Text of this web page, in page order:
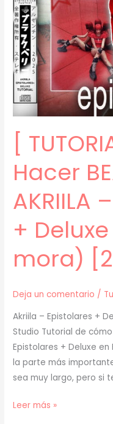
[
Hacer
AKRIILA
+
mora)
Deja un comentario /
Akriila – Epistolares +
Studio Tutorial de
Epistolares + Deluxe
la parte más
sea muy largo, pero si
[
Leer más »